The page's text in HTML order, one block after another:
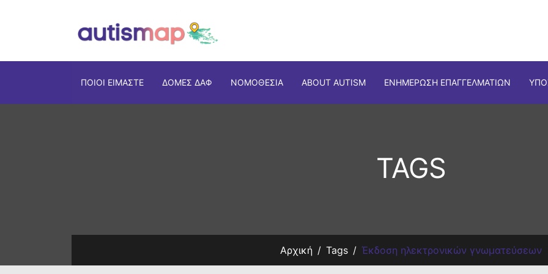
ΠΟΙΟΙ ΕΊΜΑΣΤΕ ΔΟΜΈΣ ΔΑΦ ΝΟΜΟΘΕΣΊΑ ABOUT AUTISM ΕΝΗΜΈΡΩΣΗ ΕΠΑΓΓΕΛΜΑΤΙΏΝ
TAGS
Αρχική Tags Έκδοση ηλεκτρονικών γνωματεύσεων